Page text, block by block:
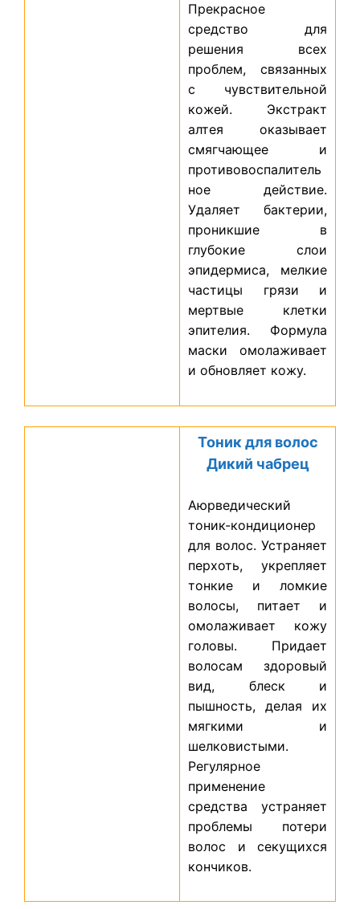
Прекрасное
средство для
решения всех
проблем, связанных
с чувствительной
кожей. Экстракт
алтея оказывает
смягчающее и
противовоспалитель
ное действие.
Удаляет бактерии,
проникшие в
глубокие слои
эпидермиса, мелкие
частицы грязи и
мертвые клетки
эпителия. Формула
маски омолаживает
и обновляет кожу.
Тоник для волос
Дикий чабрец
Аюрведический
тоник-кондиционер
для волос. Устраняет
перхоть, укрепляет
тонкие и ломкие
волосы, питает и
омолаживает кожу
головы. Придает
волосам здоровый
вид, блеск и
пышность, делая их
мягкими и
шелковистыми.
Регулярное
применение
средства устраняет
проблемы потери
волос и секущихся
кончиков.